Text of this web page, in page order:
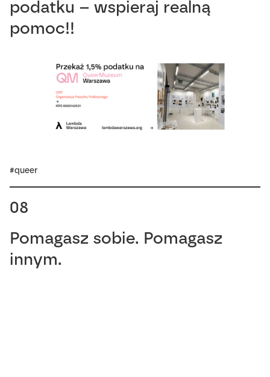
podatku – wspieraj realną
pomoc!!
#queer
08
Pomagasz sobie. Pomagasz
innym.